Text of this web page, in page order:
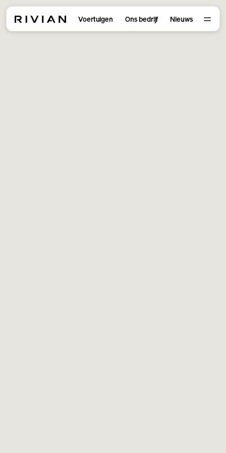
Voertuigen Ons bedrijf Nieuws